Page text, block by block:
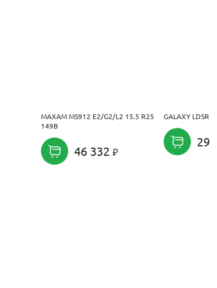
MAXAM MS912 E2/G2/L2 15.5 R25
149B
46 332
GALAXY LDSR